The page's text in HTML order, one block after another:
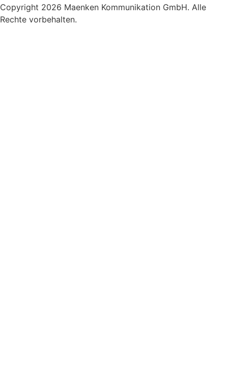
Copyright 2026 Maenken Kommunikation GmbH. Alle
Rechte vorbehalten.